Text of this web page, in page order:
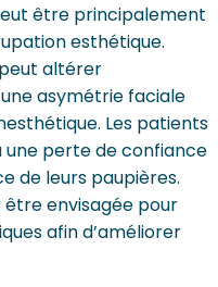
être principalement
esthétique.
altérer
asymétrie faciale
Les patients
une perte de confiance
de leurs paupières.
être envisagée pour
afin d’améliorer